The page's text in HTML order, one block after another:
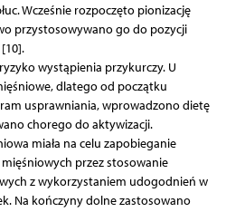
Wcześnie rozpoczęto pionizację
przystosowywano go do pozycji
wystąpienia przykurczy. U
dlatego od początku
usprawniania, wprowadzono dietę
chorego do aktywizacji.
miała na celu zapobieganie
przez stosowanie
z wykorzystaniem udogodnień w
Na kończyny dolne zastosowano